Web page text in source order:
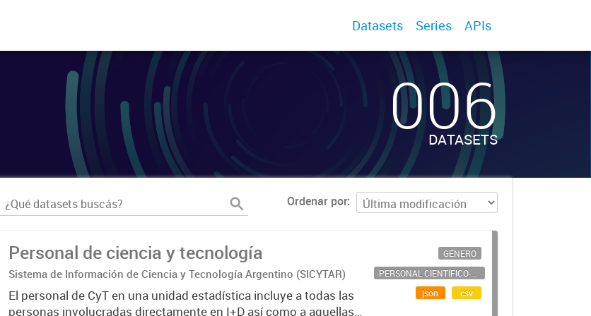
Datasets Series APIs
006
DATASETS
Ordenar por
Personal de ciencia y tecnología
Sistema de Información de Ciencia y Tecnología Argentino (SICYTAR)
El personal de CyT en una unidad estadística incluye a todas las
personas involucradas directamente en I+D así como a aquellas
GÉNERO
PERSONAL CIENTÍFICO-TECNOLÓGICO
json
csv